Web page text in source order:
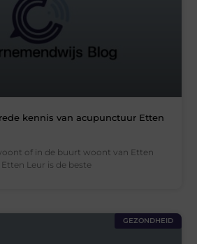
kennis van acupunctuur Etten
of in de buurt woont van Etten
Leur is de beste
GEZONDHEID